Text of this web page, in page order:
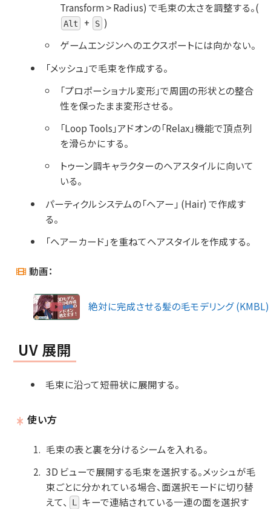
Transform > Radius) で毛束の太さを調整する。(
Alt + S )
ゲームエンジンへのエクスポートには向かない。
「メッシュ」で毛束を作成する。
「プロポーショナル変形」で周囲の形状との整合
性を保ったまま変形させる。
「Loop Tools」アドオンの「Relax」機能で頂点列
を滑らかにする。
トゥーン調キャラクターのヘアスタイルに向いて
いる。
パーティクルシステムの「ヘアー」 (Hair) で作成す
る。
「ヘアーカード」を重ねてヘアスタイルを作成する。
動画：
絶対に完成させる髪の毛モデリング (KMBL)
UV 展開
毛束に沿って短冊状に展開する。
使い方
毛束の表と裏を分けるシームを入れる。
3D ビューで展開する毛束を選択する。メッシュが毛
束ごとに分かれている場合、面選択モードに切り替
えて、
L
キーで連結されている一連の面を選択す